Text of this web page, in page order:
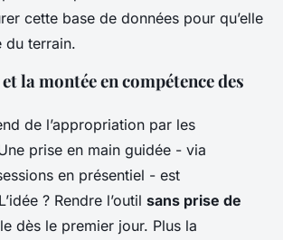
cette base de données pour qu’elle
du terrain.
la montée en compétence des
de l’appropriation par les
prise en main guidée - via
en présentiel - est
? Rendre l’outil sans prise de
dès le premier jour. Plus la